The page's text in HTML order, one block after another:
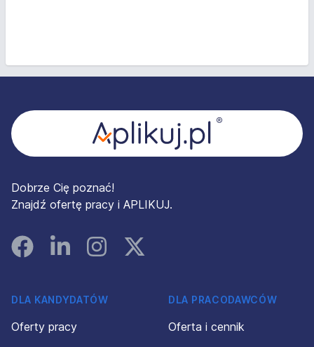
Dobrze Cię poznać!
Znajdź ofertę pracy i APLIKUJ.
FacebookLinked InInstagramInstagram
DLA KANDYDATÓW
Oferty pracy
DLA PRACODAWCÓW
Oferta i cennik